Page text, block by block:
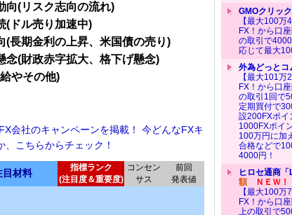
向(リスク志向の流れ)
(ドル売り加速中)
(長期金利の上昇、米国債の売り)
念(財政赤字拡大、格下げ懸念)
やその他)
会社のキャンペーンを掲載！ 今どんなFXキ
こちらからチェック！
目材料
指標ランク
(注目度＆重要度)
コンセン
サス
前回
発表値
GMOクリッ
【最大100
FX！から口
の取引で
応じて最大
外為どっとコ
【最大101
FX！から口
の取引1回で
定期買付で
設200FXポイ
1000FXポイ
100万円に加
合格などで
4000円！
ヒロセ通商「
額ＮＥＷ！
【最大100
FX！から口
上の取引で